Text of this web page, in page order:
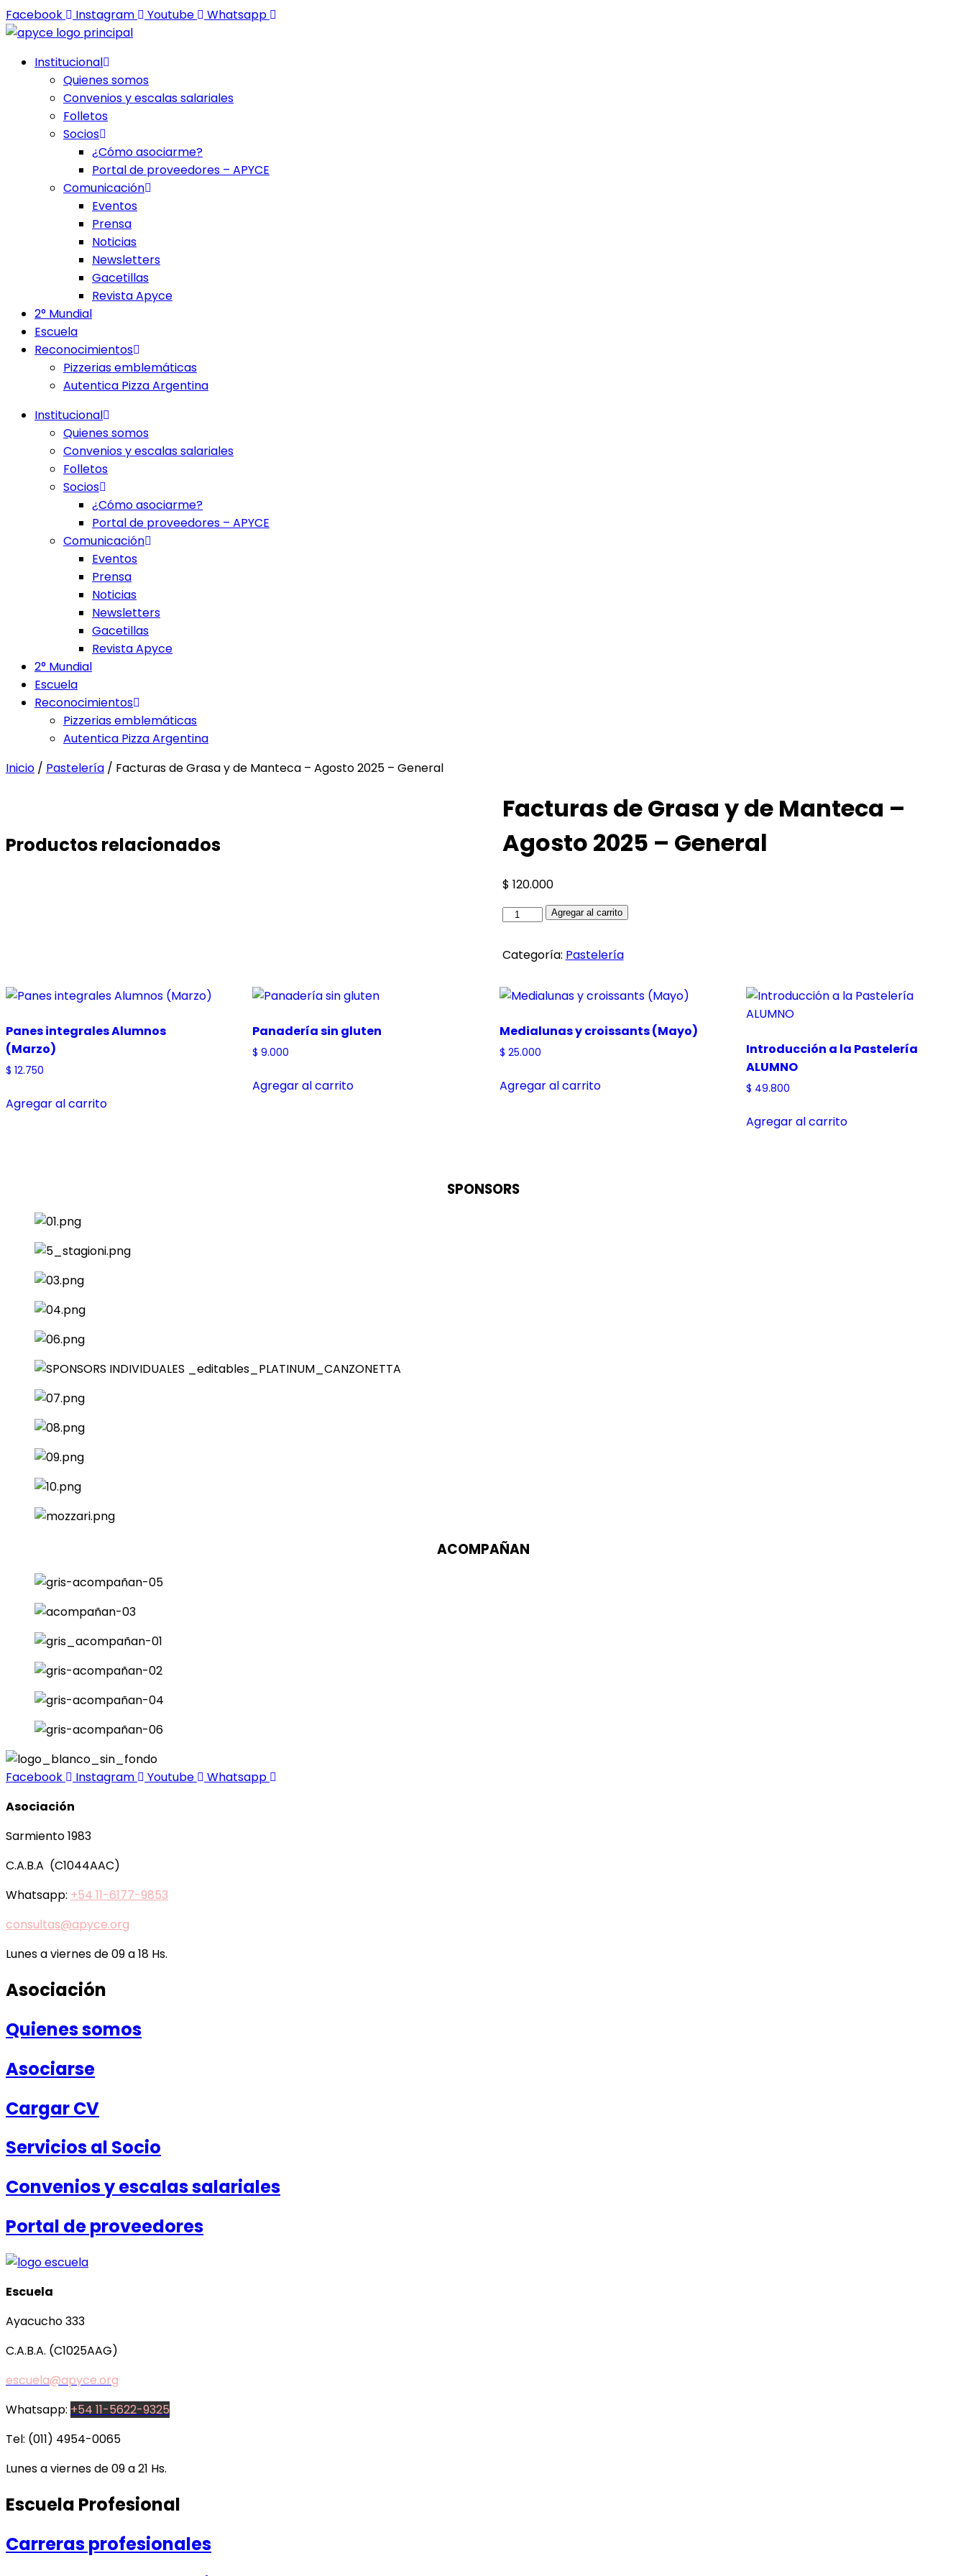
Ir
al
Facebook Instagram Youtube Whatsapp
Institucional
Quienes somos
Convenios y escalas salariales
Folletos
Socios
¿Cómo asociarme?
Portal de proveedores – APYCE
Comunicación
Eventos
Prensa
Noticias
Newsletters
Gacetillas
Revista Apyce
2° Mundial
Escuela
Reconocimientos
Pizzerias emblemáticas
Autentica Pizza Argentina
Institucional
Quienes somos
Convenios y escalas salariales
Folletos
Socios
¿Cómo asociarme?
Portal de proveedores – APYCE
Comunicación
Eventos
Prensa
Noticias
Newsletters
Gacetillas
Revista Apyce
2° Mundial
Escuela
Reconocimientos
Pizzerias emblemáticas
Autentica Pizza Argentina
Inicio / Pastelería / Facturas de Grasa y de Manteca – Agosto 2025 – General
Facturas de Grasa y de Manteca –
Agosto 2025 – General
$ 120.000
Facturas
Grasa
de
Manteca
Agosto
2025
General
Agregar al carrito
Categoría: Pastelería
Productos relacionados
Panes integrales Alumnos
(Marzo)
$ 12.750
Agregar al carrito
Panadería sin gluten
$ 9.000
Agregar al carrito
Medialunas y croissants (Mayo)
$ 25.000
Agregar al carrito
Introducción a la Pastelería
ALUMNO
$ 49.800
Agregar al carrito
SPONSORS
ACOMPAÑAN
Facebook Instagram Youtube
Whatsapp
Asociación
Sarmiento 1983
C.A.B.A (C1044AAC)
Whatsapp: +54 11-6177-9853
consultas@apyce.org
Lunes a viernes de 09 a 18 Hs.
Asociación
Quienes somos
Asociarse
Cargar CV
Servicios al Socio
Convenios y escalas salariales
Portal de proveedores
Escuela
Ayacucho 333
C.A.B.A. (C1025AAG)
escuela@apyce.org
Whatsapp: +54 11-5622-9325
Tel: (011) 4954-0065
Lunes a viernes de 09 a 21 Hs.
Escuela Profesional
Carreras profesionales